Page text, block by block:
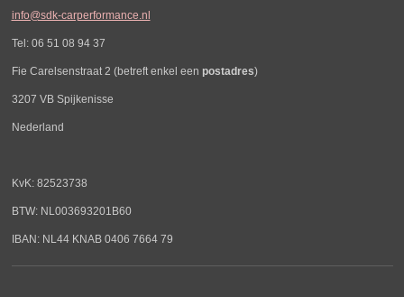
info@sdk-carperformance.nl
Tel: 06 51 08 94 37
Fie Carelsenstraat 2 (betreft enkel een postadres)
3207 VB Spijkenisse
Nederland
KvK: 82523738
BTW: NL003693201B60
IBAN: NL44 KNAB 0406 7664 79